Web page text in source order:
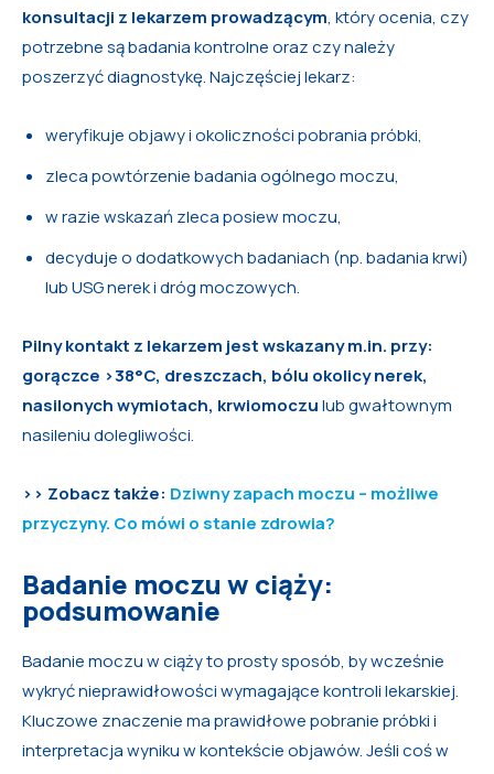
konsultacji z lekarzem prowadzącym, który ocenia, czy
potrzebne są badania kontrolne oraz czy należy
poszerzyć diagnostykę. Najczęściej lekarz:
weryfikuje objawy i okoliczności pobrania próbki,
zleca powtórzenie badania ogólnego moczu,
w razie wskazań zleca posiew moczu,
decyduje o dodatkowych badaniach (np. badania krwi)
lub USG nerek i dróg moczowych.
Pilny kontakt z lekarzem jest wskazany m.in. przy:
gorączce >38°C, dreszczach, bólu okolicy nerek,
nasilonych wymiotach, krwiomoczulub gwałtownym
nasileniu dolegliwości.
>> Zobacz także: Dziwny zapach moczu – możliwe
przyczyny. Co mówi o stanie zdrowia?
Badanie moczu w ciąży:
podsumowanie
Badanie moczu w ciąży to prosty sposób, by wcześnie
wykryć nieprawidłowości wymagające kontroli lekarskiej.
Kluczowe znaczenie ma prawidłowe pobranie próbki i
interpretacja wyniku w kontekście objawów. Jeśli coś w